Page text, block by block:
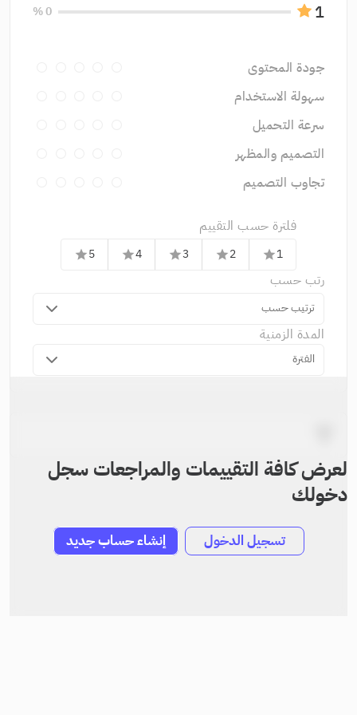
1
0 %
جودة المحتوى
سهولة الاستخدام
سرعة التحميل
التصميم والمظهر
تجاوب التصميم
فلترة حسب التقييم
1
star
2
star
3
star
4
star
5
star
رتب حسب
ترتيب حسب
المدة الزمنية
الفترة
لعرض كافة التقييمات والمراجعات سجل
دخولك
تسجيل الدخول إنشاء حساب جديد